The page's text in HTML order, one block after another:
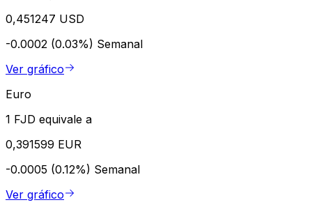
0,451247 USD
-0.0002 (0.03%) Semanal
Ver gráfico
Euro
1 FJD equivale a
0,391599 EUR
-0.0005 (0.12%) Semanal
Ver gráfico